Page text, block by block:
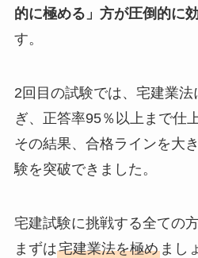
的に極める」方が圧倒的に
す。
2回目の試験では、宅建業
ぎ、正答率95％以上まで仕
その結果、合格ラインを大
験を突破できました。
宅建試験に挑戦する全ての方
まずは宅建業法を極めまし